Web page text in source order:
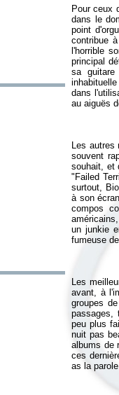
Pour ceux
dans le
point
contribue
l'horrible
principal
sa guitare
dans
Les autres
souvent
souhait, et
"Failed
surtout,
à son
compos
un junkie
Les
avant, à
groupes
passages,
peu plus
nuit pas
albums de
ces